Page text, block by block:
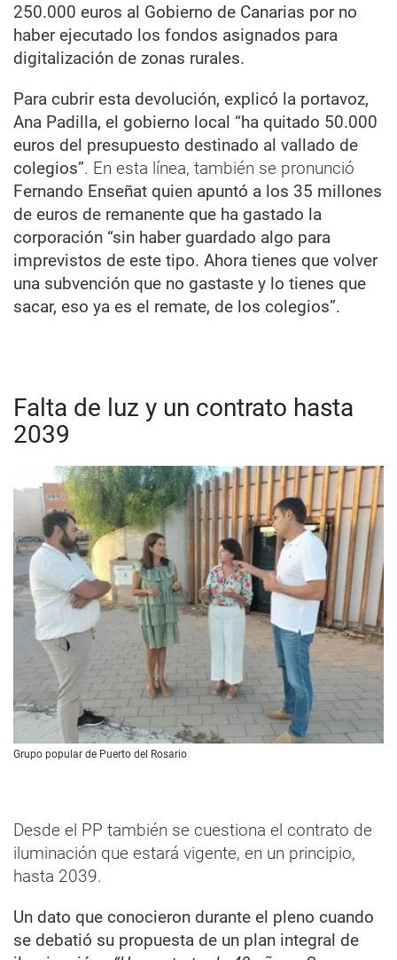
250.000 euros al Gobierno de Canarias por no
haber ejecutado los fondos asignados para
digitalización de zonas rurales.
Para cubrir esta devolución, explicó la portavoz,
Ana Padilla, el gobierno local “ha quitado 50.000
euros del presupuesto destinado al vallado de
colegios”. En esta línea, también se pronunció
Fernando Enseñat quien apuntó a los 35 millones
de euros de remanente que ha gastado la
corporación “sin haber guardado algo para
imprevistos de este tipo. Ahora tienes que volver
una subvención que no gastaste y lo tienes que
sacar, eso ya es el remate, de los colegios”.
Falta de luz y un contrato hasta
2039
Grupo popular de Puerto del Rosario
Desde el PP también se cuestiona el contrato de
iluminación que estará vigente, en un principio,
hasta 2039.
Un dato que conocieron durante el pleno cuando
se debatió su propuesta de un plan integral de